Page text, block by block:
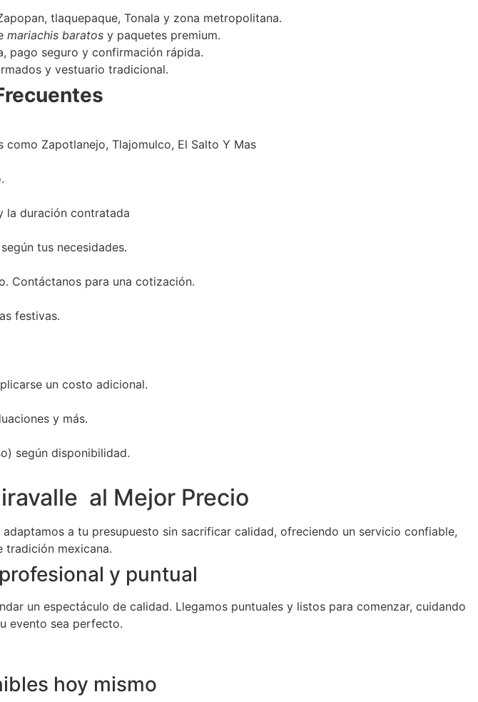
tlaquepaque, Tonala y zona metropolitana.
mariachis baratos y paquetes premium.
pago seguro y confirmación rápida.
y vestuario tradicional.
Zapotlanejo, Tlajomulco, El Salto Y Mas
la duración contratada
tus necesidades.
Contáctanos para una cotización.
festivas.
un costo adicional.
y más.
según disponibilidad.
al Mejor Precio
a tu presupuesto sin sacrificar calidad, ofreciendo un servicio confiable,
tradición mexicana.
y puntual
un espectáculo de calidad. Llegamos puntuales y listos para comenzar, cuidando
evento sea perfecto.
hoy mismo